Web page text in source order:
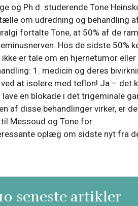
og Ph.d. studerende Tone
om udredning og behandling
fortalte Tone, at 50% af de
Hos de sidste 50%
ikke er tale om en hjernetumor
1. medicin og deres
ved at isolere med teflon! Ja – det
lave en blokade i det trigeminale
af disse behandlinger virker, er
Messoud og Tone for
oplæg om sidste nyt fra
seneste artikler